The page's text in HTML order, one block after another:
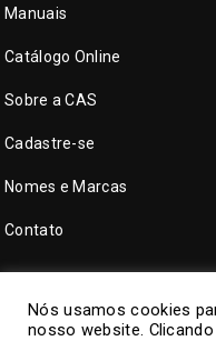
Manuais
Catálogo Online
Sobre a CAS
Cadastre-se
Nomes e Marcas
Contato
Nós usamos cookies
nosso website.